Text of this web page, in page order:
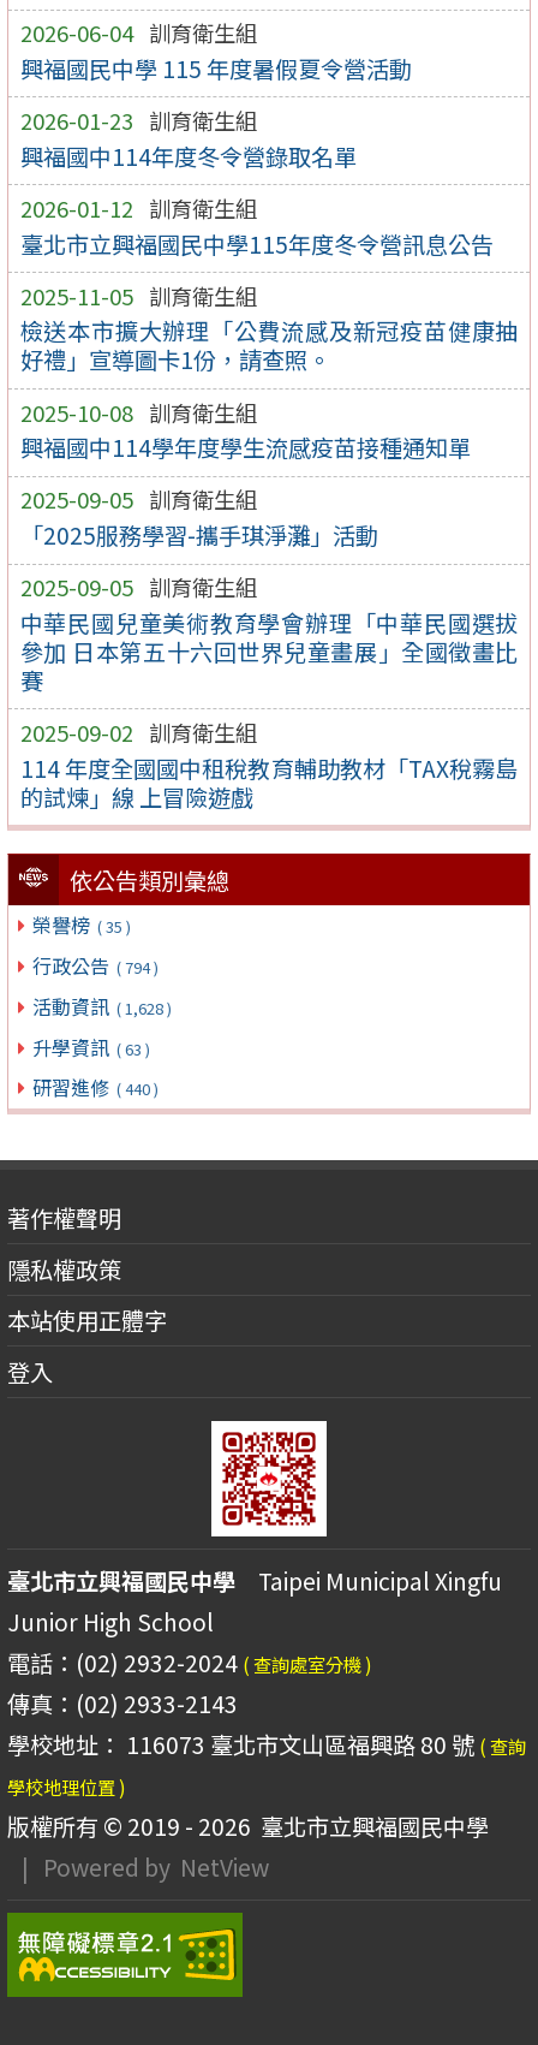
2026-06-04 訓育衛生組
興福國民中學 115 年度暑假夏令營活動
2026-01-23 訓育衛生組
興福國中114年度冬令營錄取名單
2026-01-12 訓育衛生組
臺北市立興福國民中學115年度冬令營訊息公告
2025-11-05 訓育衛生組
檢送本市擴大辦理「公費流感及新冠疫苗健康抽
好禮」宣導圖卡1份，請查照。
2025-10-08 訓育衛生組
興福國中114學年度學生流感疫苗接種通知單
2025-09-05 訓育衛生組
「2025服務學習-攜手琪淨灘」活動
2025-09-05 訓育衛生組
中華民國兒童美術教育學會辦理「中華民國選拔
參加 日本第五十六回世界兒童畫展」全國徵畫比
賽
2025-09-02 訓育衛生組
114 年度全國國中租稅教育輔助教材「TAX稅霧島
的試煉」線 上冒險遊戲
依公告類別彙總
榮譽榜 ( 35 )
行政公告 ( 794 )
活動資訊 ( 1,628 )
升學資訊 ( 63 )
研習進修 ( 440 )
著作權聲明
隱私權政策
本站使用正體字
登入
臺北市立興福國民中學 Taipei Municipal Xingfu
Junior High School
電話：(02) 2932-2024 ( 查詢處室分機 )
傳真：(02) 2933-2143
學校地址： 116073 臺北市文山區福興路 80 號 ( 查詢
學校地理位置 )
版權所有 © 2019 - 2026 臺北市立興福國民中學
| Powered by NetView